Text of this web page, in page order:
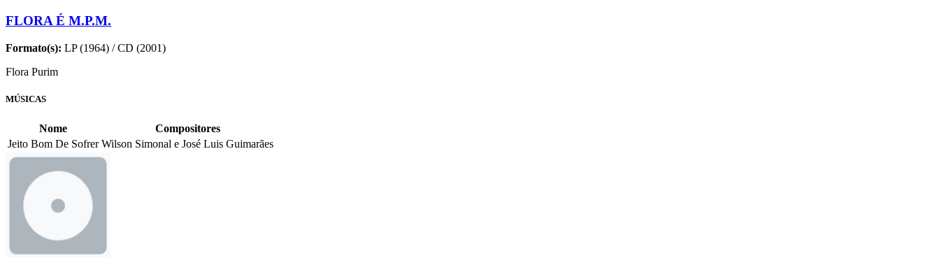
FLORA É M.P.M.
Formato(s): LP (1964) / CD (2001)
Flora Purim
MÚSICAS
Nome
Compositores
Jeito Bom De Sofrer Wilson Simonal e José Luis Guimarães